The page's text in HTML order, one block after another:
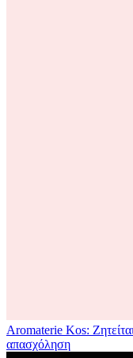
Aromaterie Kos:
απασχόληση